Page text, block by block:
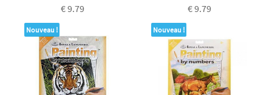
€ 9.79 € 9.79
Nouveau ! Nouveau !